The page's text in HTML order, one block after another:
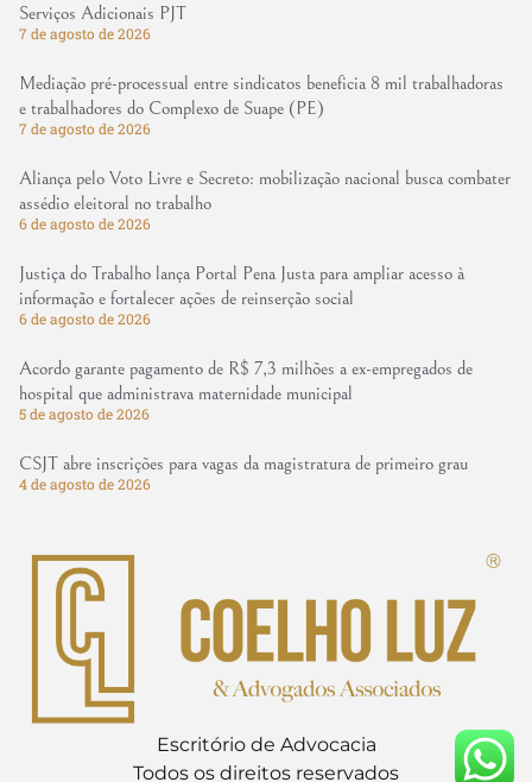
Serviços Adicionais PJT
7 de agosto de 2026
Mediação pré-processual entre sindicatos beneficia 8 mil trabalhadoras
e trabalhadores do Complexo de Suape (PE)
7 de agosto de 2026
Aliança pelo Voto Livre e Secreto: mobilização nacional busca combater
assédio eleitoral no trabalho
6 de agosto de 2026
Justiça do Trabalho lança Portal Pena Justa para ampliar acesso à
informação e fortalecer ações de reinserção social
6 de agosto de 2026
Acordo garante pagamento de R$ 7,3 milhões a ex-empregados de
hospital que administrava maternidade municipal
5 de agosto de 2026
CSJT abre inscrições para vagas da magistratura de primeiro grau
4 de agosto de 2026
Escritório de Advocacia
Todos os direitos reservados